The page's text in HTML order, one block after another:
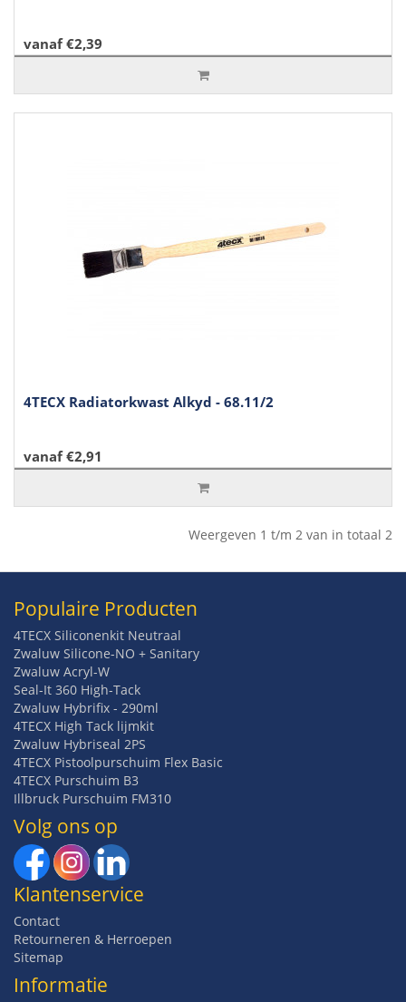
vanaf €2,39
4TECX Radiatorkwast Alkyd - 68.11/2
vanaf €2,91
Weergeven 1 t/m 2 van in totaal 2
Populaire Producten
4TECX Siliconenkit Neutraal
Zwaluw Silicone-NO + Sanitary
Zwaluw Acryl-W
Seal-It 360 High-Tack
Zwaluw Hybrifix - 290ml
4TECX High Tack lijmkit
Zwaluw Hybriseal 2PS
4TECX Pistoolpurschuim Flex Basic
4TECX Purschuim B3
Illbruck Purschuim FM310
Volg ons op
Klantenservice
Contact
Retourneren & Herroepen
Sitemap
Informatie